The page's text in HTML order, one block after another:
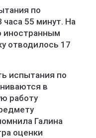
по
55 минут. На
иностранным
отводилось 17
испытания по
в
работу
Галина
оценки